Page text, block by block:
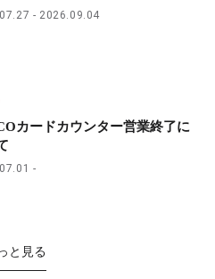
2026.09.04
カードカウンター営業終了に
と見る